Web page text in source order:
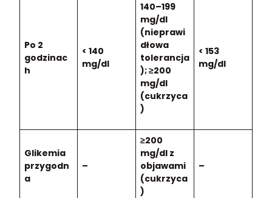
Po 2
godzinac
h
< 140
mg/dl
140–199
mg/dl
(nieprawi
dłowa
tolerancja
); ≥200
mg/dl
(cukrzyca
)
< 153
mg/dl
Glikemia
przygodn
a
–
≥200
mg/dl z
objawami
(cukrzyca
)
–